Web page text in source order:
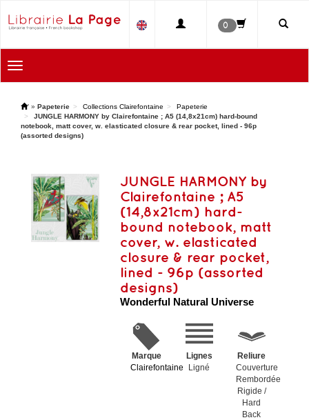
0
Toggle
navigation
' » Papeterie Collections Clairefontaine
Papeterie
JUNGLE HARMONY by Clairefontaine ; A5 (14,8x21cm) hard-bound
notebook, matt cover, w. elasticated closure & rear pocket, lined - 96p
(assorted designs)
JUNGLE HARMONY by
Clairefontaine ; A5
(14,8x21cm) hard-
bound notebook, matt
cover, w. elasticated
closure & rear pocket,
lined - 96p (assorted
designs)
Wonderful Natural Universe
Marque
Clairefontaine
Lignes
Ligné
Reliure
Couverture
Rembordée
Rigide /
Hard
Back